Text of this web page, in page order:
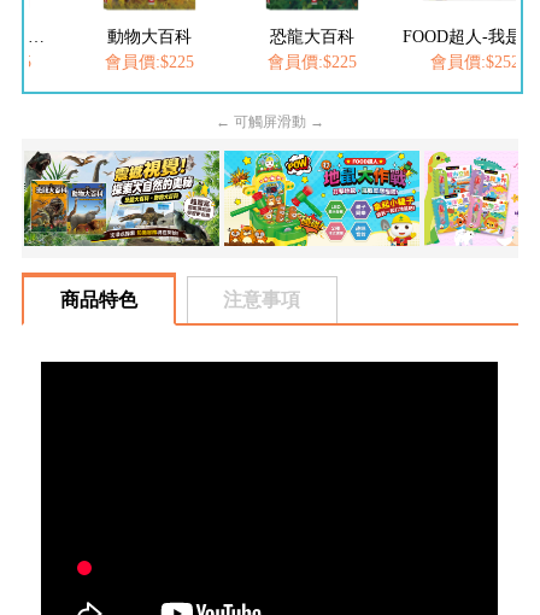
恐龍大百科
會員價:$225
會員價:$252
會員價:$537
← 可觸屏滑動 →
商品特色 注意事項